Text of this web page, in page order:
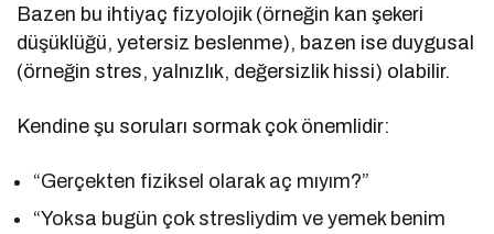
Bazen bu ihtiyaç fizyolojik (örneğin kan şekeri
düşüklüğü, yetersiz beslenme), bazen ise duygusal
(örneğin stres, yalnızlık, değersizlik hissi) olabilir.
Kendine şu soruları sormak çok önemlidir:
“Gerçekten fiziksel olarak aç mıyım?”
“Yoksa bugün çok stresliydim ve yemek benim